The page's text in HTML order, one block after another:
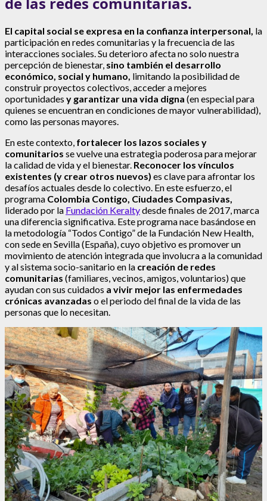
El capital social se expresa en la confianza interpersonal, la
participación en redes comunitarias y la frecuencia de las
interacciones sociales. Su deterioro afecta no solo nuestra
percepción de bienestar, sino también el desarrollo
económico, social y humano, limitando la posibilidad de
construir proyectos colectivos, acceder a mejores
oportunidades y garantizar una vida digna (en especial para
quienes se encuentran en condiciones de mayor vulnerabilidad),
como las personas mayores.
En este contexto, fortalecer los lazos sociales y
comunitarios se vuelve una estrategia poderosa para mejorar
la calidad de vida y el bienestar. Reconocer los vínculos
existentes (y crear otros nuevos) es clave para afrontar los
desafíos actuales desde lo colectivo. En este esfuerzo, el
programa Colombia Contigo, Ciudades Compasivas,
liderado por la Fundación Keraltydesde finales de 2017, marca
una diferencia significativa. Este programa nace basándose en
la metodología “Todos Contigo” de la Fundación New Health,
con sede en Sevilla (España), cuyo objetivo es promover un
movimiento de atención integrada que involucra a la comunidad
y al sistema socio-sanitario en la creación de redes
comunitarias (familiares, vecinos, amigos, voluntarios)que
ayudan con sus cuidados a vivir mejor las enfermedades
crónicas avanzadas o el periodo del final de la vida de las
personas que lo necesitan.